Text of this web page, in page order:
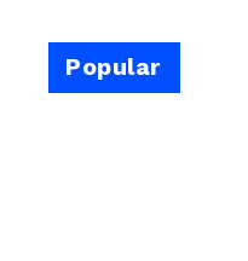
Popular